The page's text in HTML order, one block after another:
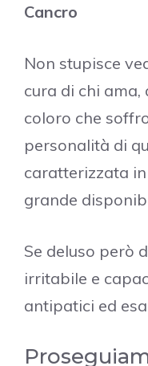
Cancro
Non stupisce
cura di chi ama,
coloro che
personalità di
caratterizzata
grande
Se deluso però
irritabile e
antipatici ed